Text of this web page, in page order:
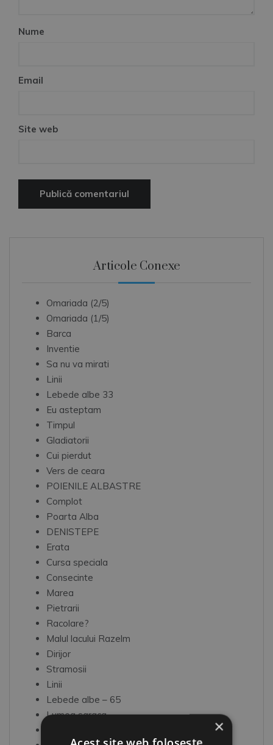
Nume
Email
Site web
Articole Conexe
Omariada (2/5)
Omariada (1/5)
Barca
Inventie
Sa nu va mirati
Linii
Lebede albe 33
Eu asteptam
Timpul
Gladiatorii
Cui pierdut
Vers de ceara
POIENILE ALBASTRE
Complot
Poarta Alba
DENISTEPE
Erata
Cursa speciala
Consecinte
Marea
Pietrarii
Racolare?
Malul lacului Razelm
Dirijor
Stramosii
Linii
Lebede albe – 65
Lumea saraca
×